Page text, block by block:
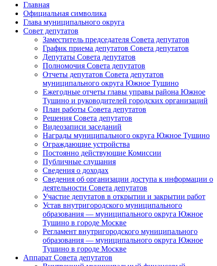
Главная
Официальная символика
Глава муниципального округа
Совет депутатов
Заместитель председателя Совета депутатов
График приема депутатов Совета депутатов
Депутаты Совета депутатов
Полномочия Совета депутатов
Отчеты депутатов Совета депутатов
муниципального округа Южное Тушино
Ежегодные отчеты главы управы района Южное
Тушино и руководителей городских организаций
План работы Совета депутатов
Решения Совета депутатов
Видеозаписи заседаний
Награды муниципального округа Южное Тушино
Ограждающие устройства
Постоянно действующие Комиссии
Публичные слушания
Сведения о доходах
Сведения об организации доступа к информации о
деятельности Совета депутатов
Участие депутатов в открытии и закрытии работ
Устав внутригородского муниципального
образования — муниципального округа Южное
Тушино в городе Москве
Регламент внутригородского муниципального
образования — муниципального округа Южное
Тушино в городе Москве
Аппарат Совета депутатов